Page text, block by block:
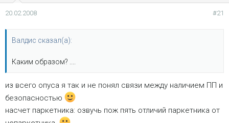
ы
20.02.2008 #21
Валдис сказал(а):
Каким образом? ....
из всего опуса я так и не понял связи между наличием ПП и
безопасностью
насчет паркетника: озвучь пож пять отличий паркетника от